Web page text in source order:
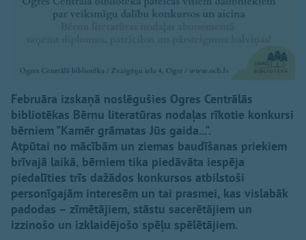
Februāra izskaņā noslēgušies Ogres Centrālās
bibliotēkas Bērnu literatūras nodaļas rīkotie konkursi
bērniem "Kamēr grāmatas Jūs gaida...".
Atpūtai no mācībām un ziemas baudīšanas priekiem
brīvajā laikā, bērniem tika piedāvāta iespēja
piedalīties trīs dažādos konkursos atbilstoši
personīgajām interesēm un tai prasmei, kas vislabāk
padodas – zīmētājiem, stāstu sacerētājiem un
izzinošo un izklaidējošo spēļu spēlētājiem.